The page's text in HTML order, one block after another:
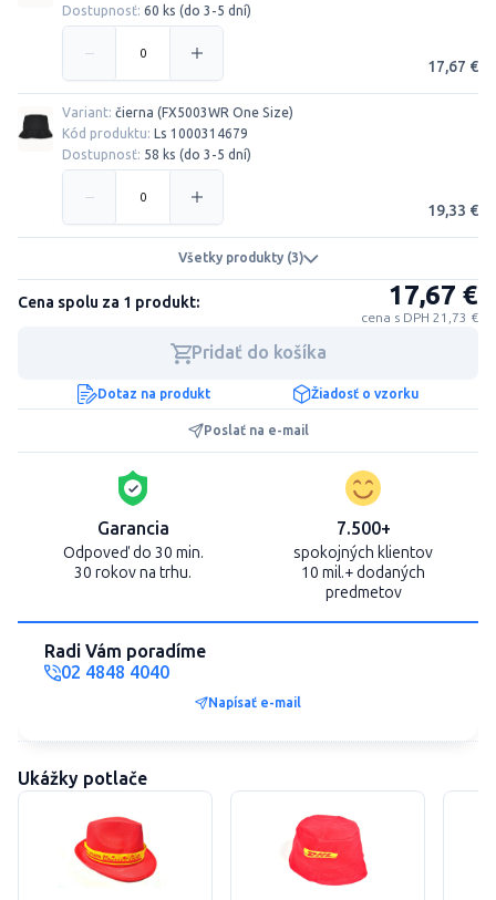
Dostupnosť: 60 ks (do 3-5 dní)
17,67 €
Variant: čierna (FX5003WR One Size)
Kód produktu: Ls 1000314679
Dostupnosť: 58 ks (do 3-5 dní)
19,33 €
Všetky produkty (3)
Cena spolu za 1 produkt: 17,67 €
cena s DPH 21,73 €
Pridať do košíka
Dotaz na produkt Žiadosť o vzorku
Poslať na e-mail
Garancia
Odpoveď do 30 min.
30 rokov na trhu.
7.500+
spokojných klientov
10 mil.+ dodaných
predmetov
Radi Vám poradíme
02 4848 4040
Napísať e-mail
Ukážky potlače